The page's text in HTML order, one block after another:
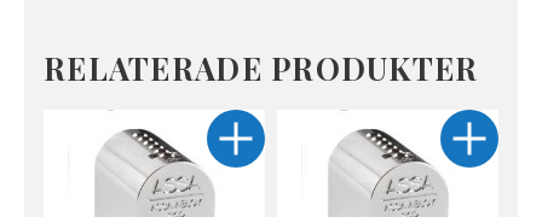
RELATERADE PRODUKTER